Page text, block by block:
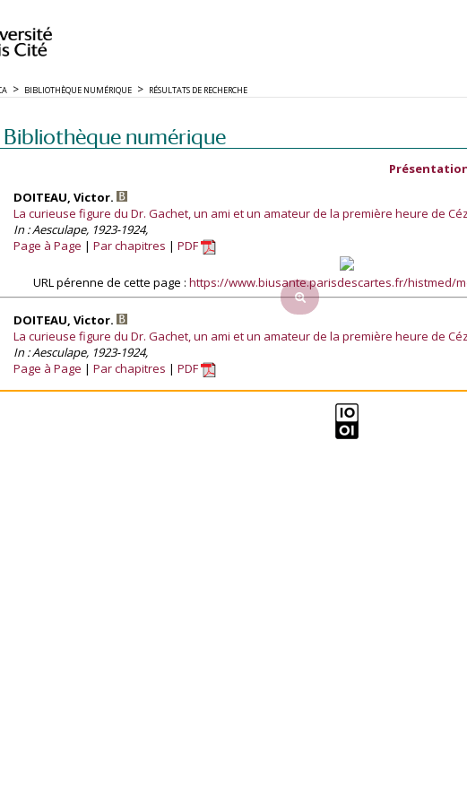
BIBLIOTHÈQUE NUMÉRIQUE RÉSULTATS DE RECHERCHE
Bibliothèque numérique
DOITEAU, Victor.
La curieuse figure du Dr. Gachet, un ami et un amateur de la première heure de
In : Aesculape, 1923-1924,
Page à Page
Par chapitres PDF
URL pérenne de cette page : https://www.biusante.parisdescartes.fr/histmed/
DOITEAU, Victor.
La curieuse figure du Dr. Gachet, un ami et un amateur de la première heure de
In : Aesculape, 1923-1924,
Page à Page
Par chapitres PDF